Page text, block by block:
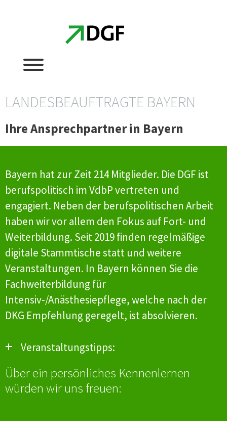
LANDESBEAUFTRAGTE BAYERN
Ihre Ansprechpartner in Bayern
Bayern hat zur Zeit 214 Mitglieder. Die DGF ist
berufspolitisch im VdbP vertreten und
engagiert. Neben der berufspolitischen Arbeit
haben wir vor allem den Fokus auf Fort- und
Weiterbildung. Seit 2019 finden regelmäßige
digitale Stammtische statt und weitere
Veranstaltungen. In Bayern können Sie die
Fachweiterbildung für
Intensiv-/Anästhesiepflege, welche nach der
DKG Empfehlung geregelt, ist absolvieren.
Veranstaltungstipps:
08. 04.2025Bayreuther
Über ein persönliches Kennenlernen
würden wir uns freuen: